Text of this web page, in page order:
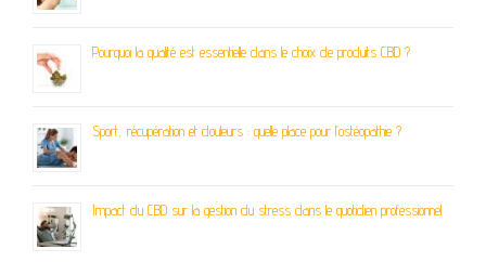
Pourquoi la qualité est essentielle dans le choix de produits CBD ?
Sport, récupération et douleurs : quelle place pour l’ostéopathie ?
Impact du CBD sur la gestion du stress dans le quotidien professionnel